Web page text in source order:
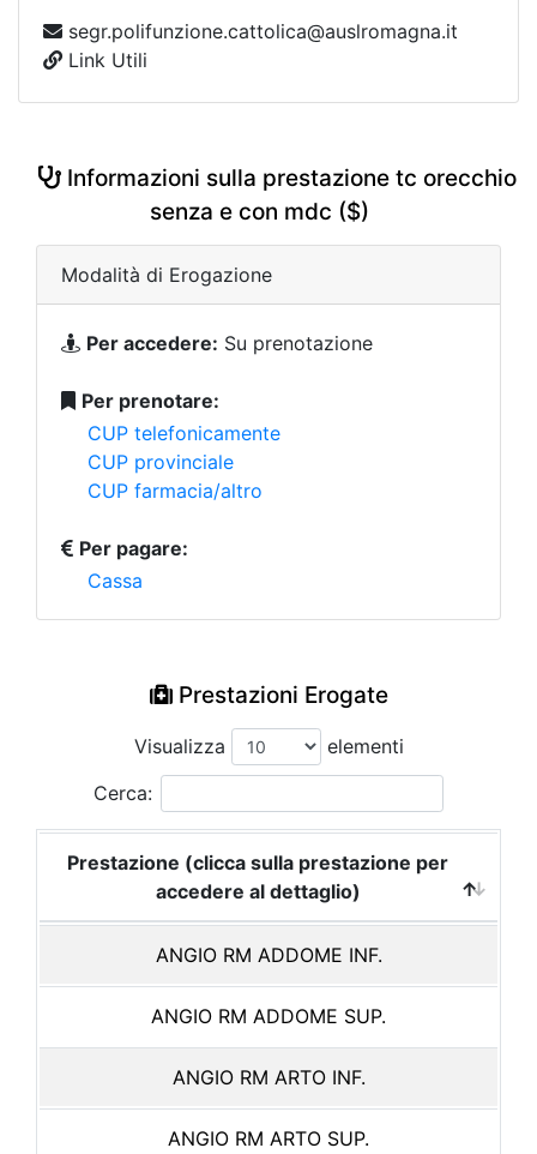
segr.polifunzione.cattolica@auslromagna.it
Link Utili
Informazioni sulla prestazione tc orecchio
senza e con mdc ($)
Modalità di Erogazione
Per accedere: Su prenotazione
Per prenotare:
CUP telefonicamente
CUP provinciale
CUP farmacia/altro
Per pagare:
Cassa
Prestazioni Erogate
Visualizza
elementi
Cerca:
Prestazione (clicca sulla prestazione per
accedere al dettaglio)
ANGIO RM ADDOME INF.
ANGIO RM ADDOME SUP.
ANGIO RM ARTO INF.
ANGIO RM ARTO SUP.